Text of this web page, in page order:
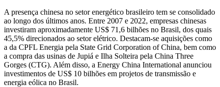
A presença chinesa no setor energético brasileiro tem se consolidado
ao longo dos últimos anos. Entre 2007 e 2022, empresas chinesas
investiram aproximadamente US$ 71,6 bilhões no Brasil, dos quais
45,5% direcionados ao setor elétrico. Destacam-se aquisições como
a da CPFL Energia pela State Grid Corporation of China, bem como
a compra das usinas de Jupiá e Ilha Solteira pela China Three
Gorges (CTG). Além disso, a Energy China International anunciou
investimentos de US$ 10 bilhões em projetos de transmissão e
energia eólica no Brasil.